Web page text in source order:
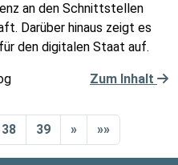
an den Schnittstellen
Darüber hinaus zeigt es
den digitalen Staat auf.
Zum Inhalt
38 39 » »»